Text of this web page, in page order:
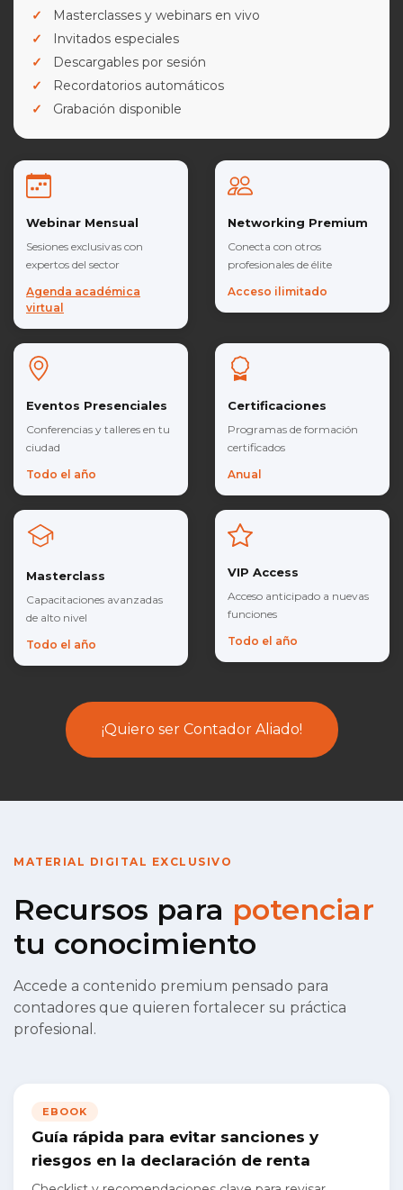
Masterclasses y webinars en vivo
Invitados especiales
Descargables por sesión
Recordatorios automáticos
Grabación disponible
Webinar Mensual
Sesiones exclusivas con
expertos del sector
Agenda académica
virtual
Networking Premium
Conecta con otros
profesionales de élite
Acceso ilimitado
Eventos Presenciales
Conferencias y talleres en tu
ciudad
Todo el año
Certificaciones
Programas de formación
certificados
Anual
Masterclass
Capacitaciones avanzadas
de alto nivel
Todo el año
VIP Access
Acceso anticipado a nuevas
funciones
Todo el año
¡Quiero ser Contador Aliado!
MATERIAL DIGITAL EXCLUSIVO
Recursos para potenciar
tu conocimiento
Accede a contenido premium pensado para
contadores que quieren fortalecer su práctica
profesional.
EBOOK
Guía rápida para evitar sanciones y
riesgos en la declaración de renta